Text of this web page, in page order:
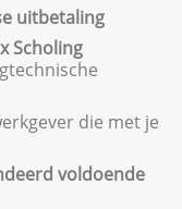
uitbetaling
Scholing
die met je
voldoende